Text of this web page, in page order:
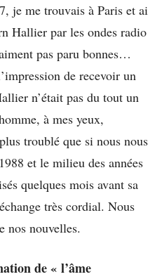
je me trouvais à Paris et ai
Hallier par les ondes radio
pas paru bonnes…
de recevoir un
n’était pas du tout un
à mes yeux,
troublé que si nous nous
et le milieu des années
quelques mois avant sa
très cordial. Nous
nos nouvelles.
de « l’âme